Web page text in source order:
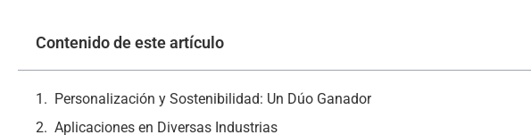
Contenido de este artículo
Personalización y Sostenibilidad: Un Dúo Ganador
Aplicaciones en Diversas Industrias